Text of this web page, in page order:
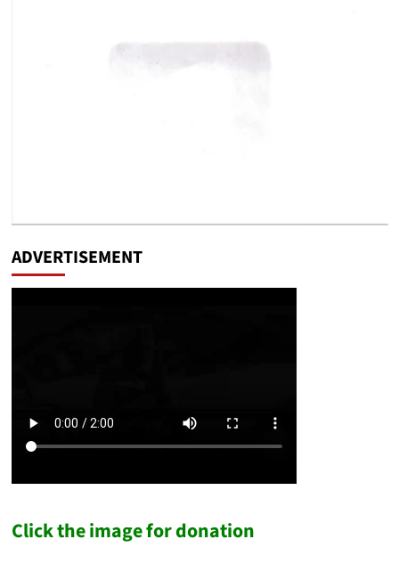
ADVERTISEMENT
Click the image for donation